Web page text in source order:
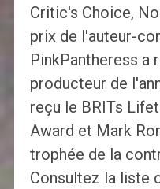
Critic's Choice,
prix de l'auteur-
PinkPantheress a
producteur de
reçu le BRITs
Award et Mark
trophée de la
Consultez la liste